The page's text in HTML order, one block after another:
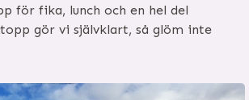
för fika, lunch och en hel del
gör vi självklart, så glöm inte